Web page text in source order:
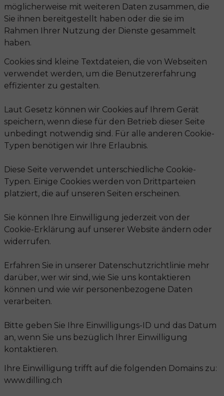
möglicherweise mit weiteren Daten zusammen, die
Sie ihnen bereitgestellt haben oder die sie im
Rahmen Ihrer Nutzung der Dienste gesammelt
haben.
Cookies sind kleine Textdateien, die von Webseiten
verwendet werden, um die Benutzererfahrung
effizienter zu gestalten.
Laut Gesetz können wir Cookies auf Ihrem Gerät
speichern, wenn diese für den Betrieb dieser Seite
unbedingt notwendig sind. Für alle anderen Cookie-
Typen benötigen wir Ihre Erlaubnis.
Diese Seite verwendet unterschiedliche Cookie-
Typen. Einige Cookies werden von Drittparteien
platziert, die auf unseren Seiten erscheinen.
Sie können Ihre Einwilligung jederzeit von der
Cookie-Erklärung auf unserer Website ändern oder
widerrufen.
Erfahren Sie in unserer Datenschutzrichtlinie mehr
darüber, wer wir sind, wie Sie uns kontaktieren
können und wie wir personenbezogene Daten
verarbeiten.
Bitte geben Sie Ihre Einwilligungs-ID und das Datum
an, wenn Sie uns bezüglich Ihrer Einwilligung
kontaktieren.
Ihre Einwilligung trifft auf die folgenden Domains zu:
www.dilling.ch